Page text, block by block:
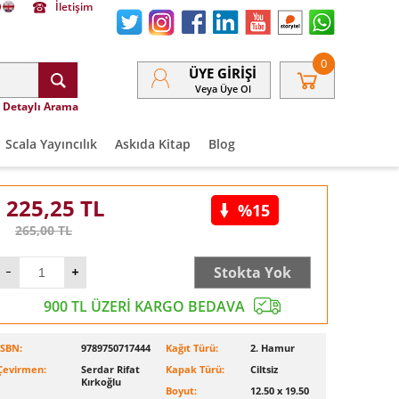
İletişim
Detaylı Arama
ÜYE GIRIŞI
Veya Üye Ol
0
Scala Yayıncılık Askıda Kitap Blog
225,25 TL
265,00TL
%15
Stokta Yok
900 TL ÜZERİ KARGO BEDAVA
9789750717444
Serdar Rifat
Kırkoğlu
Kağıt Türü:
2. Hamur
Kapak Türü:
Ciltsiz
Boyut:
12.50 x 19.50